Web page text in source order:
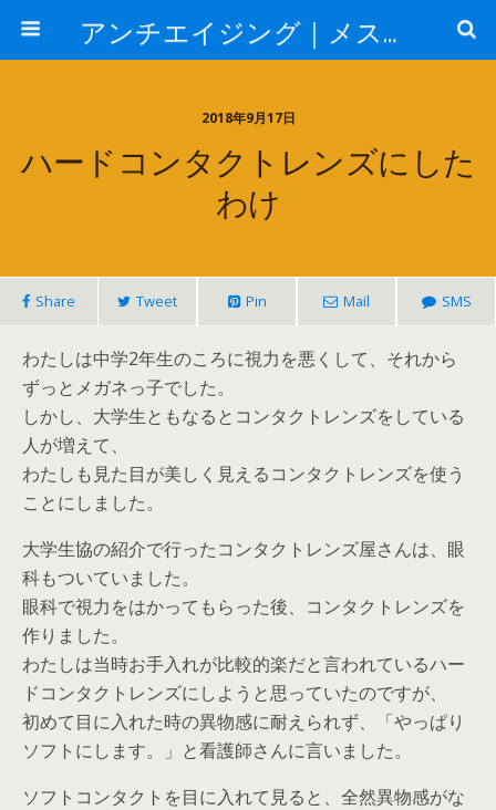
アンチエイジング｜メスを使わない若返り
2018年9月17日
ハードコンタクトレンズにした
わけ
Share Tweet Pin Mail SMS
わたしは中学2年生のころに視力を悪くして、それから
ずっとメガネっ子でした。
しかし、大学生ともなるとコンタクトレンズをしている
人が増えて、
わたしも見た目が美しく見えるコンタクトレンズを使う
ことにしました。
大学生協の紹介で行ったコンタクトレンズ屋さんは、眼
科もついていました。
眼科で視力をはかってもらった後、コンタクトレンズを
作りました。
わたしは当時お手入れが比較的楽だと言われているハー
ドコンタクトレンズにしようと思っていたのですが、
初めて目に入れた時の異物感に耐えられず、「やっぱり
ソフトにします。」と看護師さんに言いました。
ソフトコンタクトを目に入れて見ると、全然異物感がな